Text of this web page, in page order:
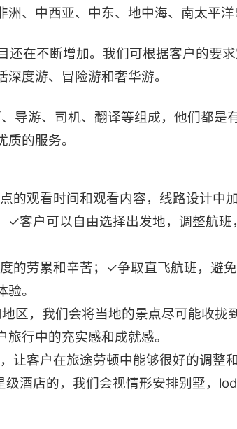
、中西亚、中东、地中海、南太平
还在不断增加。我们可根据客户的要
度游、冒险游和奢华游。
导游、司机、翻译等组成，他们都是
的服务。
观看时间和观看内容，线路设计中
✓客户可以自由选择出发地，调整航
的劳累和辛苦；✓争取直飞航班，避
。
区，我们会将当地的景点尽可能收拢
行中的充实感和成就感。
客户在旅途劳顿中能够很好的调整
酒店的，我们会视情形安排别墅，